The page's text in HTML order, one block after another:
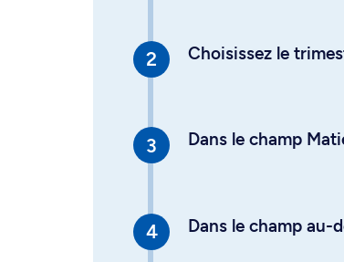
Choisissez le
Dans le champ
Dans le champ au-